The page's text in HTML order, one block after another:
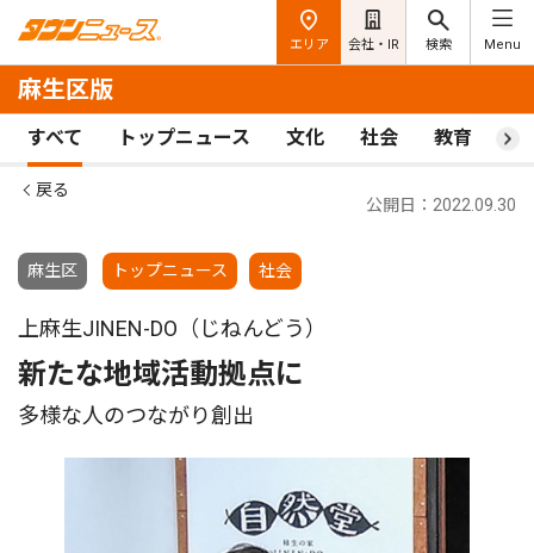
エリア 会社・IR 検索 Menu
麻生区版
すべて トップニュース 文化 社会 教育 ス
戻る
麻生区 トップニュース 社会
公開日：2022.09.30
上麻生JINEN-DO（じねんどう）
新たな地域活動拠点に
多様な人のつながり創出